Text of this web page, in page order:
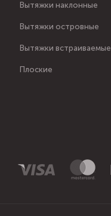
Вытяжки наклонные
Вытяжки островные
Вытяжки встраиваемые
Плоские